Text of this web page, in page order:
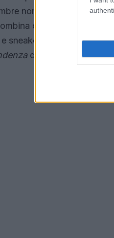
non delude.
Panicucci
comfort e stile.
sneakers, un outfit
dimostra che è